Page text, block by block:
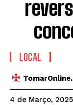
LOCAL
4 de Março, 2025